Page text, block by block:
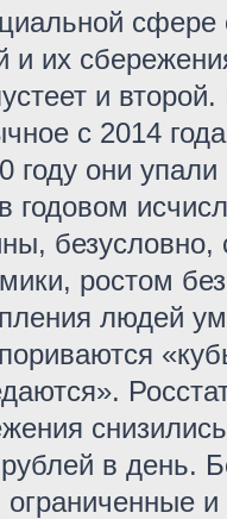
и их
и
с 2014
году они
годовом
ростом
людей
в день.
ограниченные